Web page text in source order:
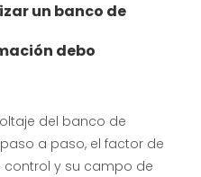
un banco de
debo
del banco de
a paso, el factor de
y su campo de